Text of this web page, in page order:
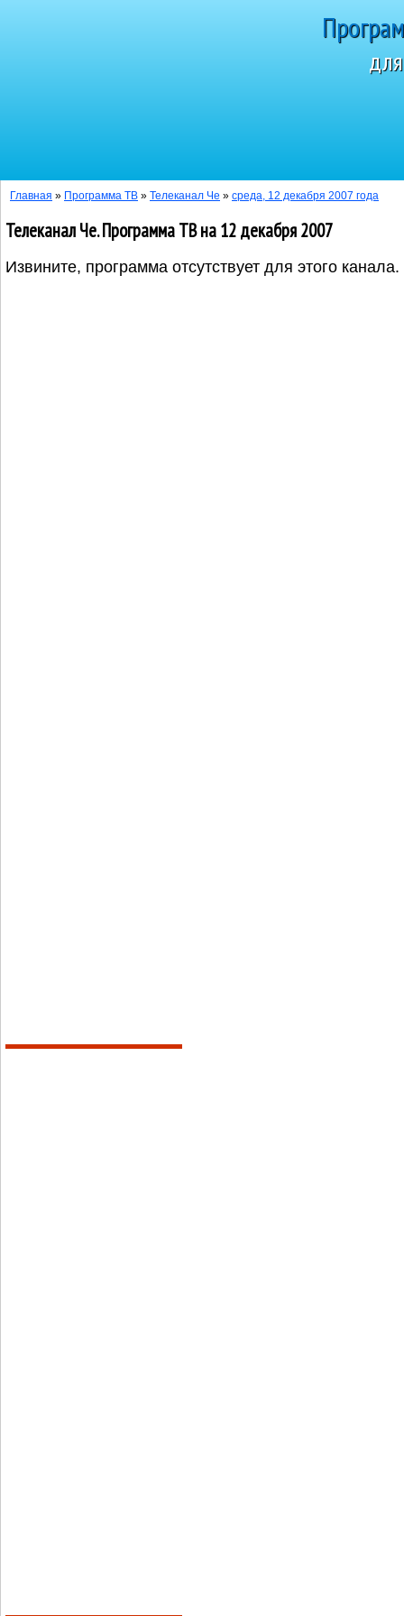
Главная » Программа ТВ » Телеканал Че » среда, 12 декабря 2007 года
Телеканал Че. Программа ТВ на 12 декабря 2007
Извините, программа отсутствует для этого канала.